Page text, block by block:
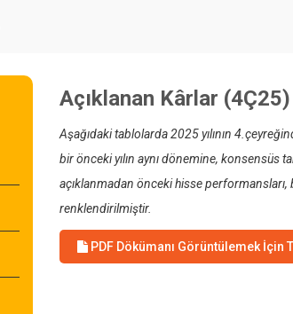
Açıklanan Kârlar
Aşağıdaki tablolarda 2025 yılının
bir önceki yılın aynı dönemine, konsensüs
açıklanmadan önceki hisse
renklendirilmiştir.
PDF Dökümanı Görüntülemek İçin